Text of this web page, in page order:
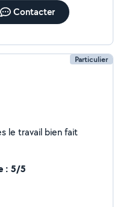
Contacter
Particulier
le travail bien fait
: 5/5